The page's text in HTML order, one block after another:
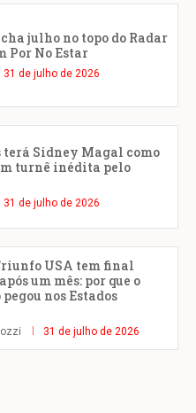
julho no topo do Radar
Por No Estar
31 de julho de 2026
terá Sidney Magal como
turnê inédita pelo
31 de julho de 2026
USA tem final
um mês: por que o
nos Estados
31 de julho de 2026